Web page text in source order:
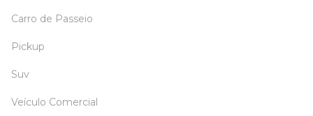
Carro de Passeio
Pickup
Suv
Veículo Comercial